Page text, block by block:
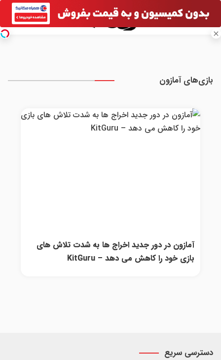
بازی‌های آمازون
آمازون در دور جدید اخراج ها به شدت تلاش های
بازی خود را کاهش می دهد – KitGuru
دسترسی سریع